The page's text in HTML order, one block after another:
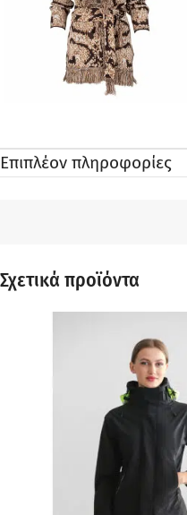
Επιπλέον πληροφορίες
Σχετικά προϊόντα